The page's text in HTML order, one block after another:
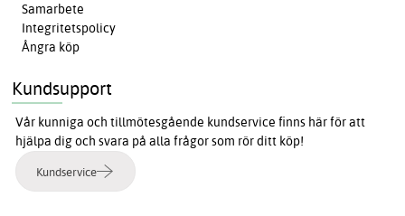
Samarbete
Integritetspolicy
Ångra köp
Kundsupport
Vår kunniga och tillmötesgående kundservice finns här för att
hjälpa dig och svara på alla frågor som rör ditt köp!
Kundservice